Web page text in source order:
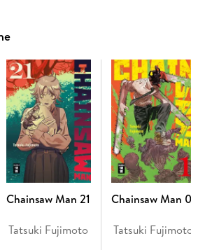
ist wie zugeschnürt - alles, was ihm
ihm genommen. Unbarmherzig und
ihn weiter in die Enge! Als eine
nach dem Chainsaw Man ruft, stellt
einem blutgetränkten Feld wird das
Freundschaft eingeleitet und es
tödlichen Kampf!
Chainsaw Man 21
Tatsuki Fujimoto
Chainsaw Man 01
Tatsuki Fujimoto